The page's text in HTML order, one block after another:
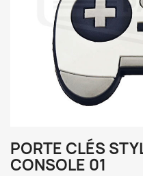
PORTE CLÉS
CONSOLE 01